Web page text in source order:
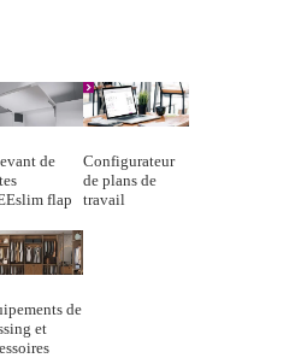
de
flap
Configurateur
de plans de
travail
de
et